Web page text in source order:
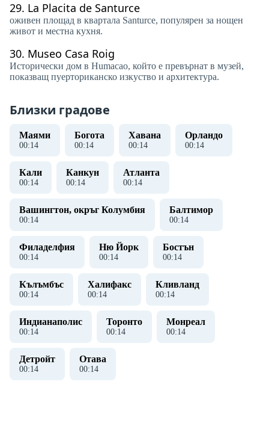
29. La Placita de Santurce
оживен площад в квартала Santurce, популярен за нощен
живот и местна кухня.
30. Museo Casa Roig
Исторически дом в Humacao, който е превърнат в музей,
показващ пуерториканско изкуство и архитектура.
Близки градове
Маями
00:15
Богота
00:15
Хавана
00:15
Орландо
00:15
Кали
00:15
Канкун
00:15
Атланта
00:15
Вашингтон, окръг Колумбия
00:15
Балтимор
00:15
Филаделфия
00:15
Ню Йорк
00:15
Бостън
00:15
Кълъмбъс
00:15
Халифакс
00:15
Кливланд
00:15
Индианаполис
00:15
Торонто
00:15
Монреал
00:15
Детройт
00:15
Отава
00:15